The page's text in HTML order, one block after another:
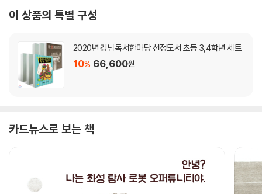
이 상품의 특별 구성
2020년 경남독서한마당 선정도서 초등 3,4학년 세트
10% 66,600원
카드뉴스로 보는 책